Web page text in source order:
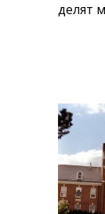
делят